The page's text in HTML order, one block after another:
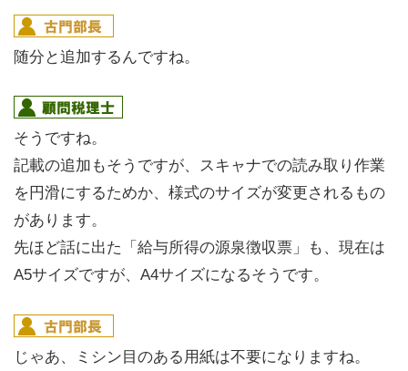
随分と追加するんですね。
そうですね。
記載の追加もそうですが、スキャナでの読み取り作業
を円滑にするためか、様式のサイズが変更されるもの
があります。
先ほど話に出た「給与所得の源泉徴収票」も、現在は
A5サイズですが、A4サイズになるそうです。
じゃあ、ミシン目のある用紙は不要になりますね。